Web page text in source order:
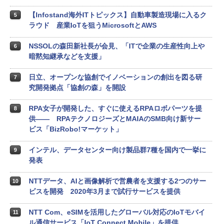
5
【Infostand海外ITトピックス】自動車製造現場に入るク
ラウド 産業IoTを狙うMicrosoftとAWS
6
NSSOLの森田新社長が会見、「ITで企業の生産性向上や
暗黙知継承などを支援」
7
日立、オープンな協創でイノベーションの創出を図る研
究開発拠点「協創の森」を開設
8
RPA女子が開発した、すぐに使えるRPAロボパーツを提
供―― RPAテクノロジーズとMAIAのSMB向け新サー
ビス「BizRobo!マーケット」
9
インテル、データセンター向け製品群7種を国内で一挙に
発表
10
NTTデータ、AIと画像解析で営農者を支援する2つのサー
ビスを開発 2020年3月まで試行サービスを提供
11
NTT Com、eSIMを活用したグローバル対応のIoTモバイ